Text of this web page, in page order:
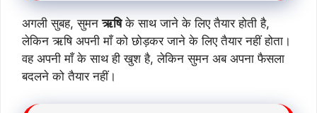
अगली सुबह, सुमनऋषिके साथ जाने के लिए तैयार होती है,
लेकिन ऋषि अपनी माँ को छोड़कर जाने के लिए तैयार नहीं होता।
वह अपनी माँ के साथ ही खुश है, लेकिन सुमन अब अपना फैसला
बदलने को तैयार नहीं।